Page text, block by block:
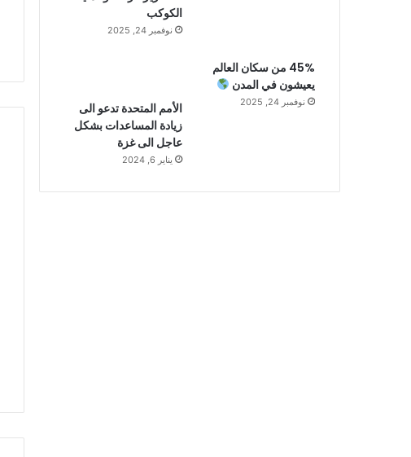
الكوكب
نوفمبر 24, 2025
45% من سكان العالم
يعيشون في المدن
نوفمبر 24, 2025
الأمم المتحدة تدعو الى
زيادة المساعدات بشكل
عاجل الى غزة
يناير 6, 2024